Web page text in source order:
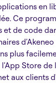
en
Ce
et de code
plus
Store de
aux clients